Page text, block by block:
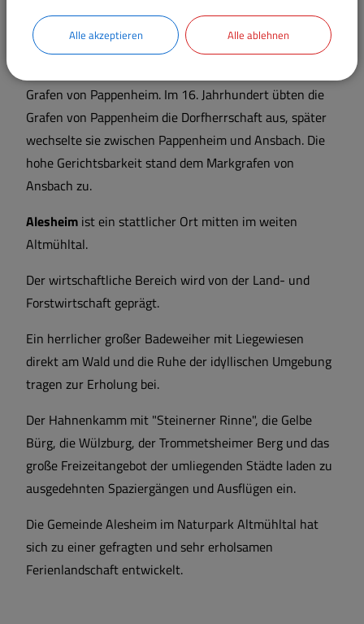
übergibt. Um 1040 hat Bischof Gundekar II. von
Eichstätt die Emmeranskirche geweiht. Grundherren in
Grafen von Pappenheim. Im 16. Jahrhundert übten die
Grafen von Pappenheim die Dorfherrschaft aus, später
wechselte sie zwischen Pappenheim und Ansbach. Die
hohe Gerichtsbarkeit stand dem Markgrafen von
Ansbach zu.
Alesheim ist ein stattlicher Ort mitten im weiten
Altmühltal.
Der wirtschaftliche Bereich wird von der Land- und
Forstwirtschaft geprägt.
Ein herrlicher großer Badeweiher mit Liegewiesen
direkt am Wald und die Ruhe der idyllischen Umgebung
tragen zur Erholung bei.
Der Hahnenkamm mit "Steinerner Rinne", die Gelbe
Bürg, die Wülzburg, der Trommetsheimer Berg und das
große Freizeitangebot der umliegenden Städte laden zu
ausgedehnten Spaziergängen und Ausflügen ein.
Die Gemeinde Alesheim im Naturpark Altmühltal hat
sich zu einer gefragten und sehr erholsamen
Ferienlandschaft entwickelt.
Alle akzeptieren Alle ablehnen